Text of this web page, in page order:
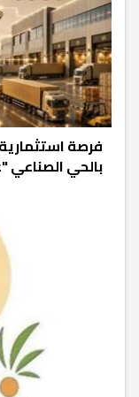
فرصة
بالحي